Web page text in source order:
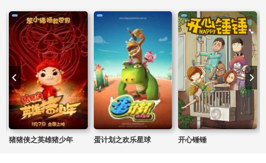
猪猪侠之英雄猪少年 蛋计划之欢乐星球 开心锤锤